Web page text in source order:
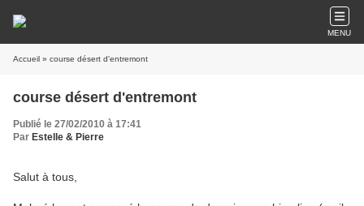
MENU
Accueil » course désert d'entremont
course désert d'entremont
Publié le 27/02/2010 à 17:41
Par Estelle & Pierre
Salut à tous,